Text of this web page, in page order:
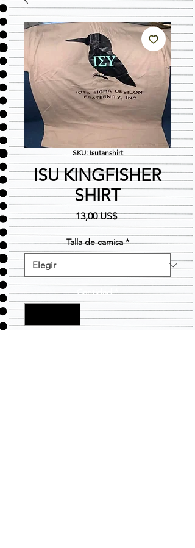
SKU: Isutanshirt
ISU KINGFISHER
SHIRT
13,00 US$Precio
Talla de camisa *
Cantidad *